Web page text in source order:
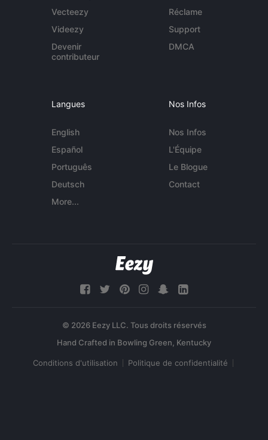
Vecteezy
Videezy
Devenir
contributeur
Réclame
Support
DMCA
Langues
English
Español
Português
Deutsch
More...
Nos Infos
Nos Infos
L'Équipe
Le Blogue
Contact
© 2026 Eezy LLC. Tous droits réservés
Conditions d'utilisation Politique de confidentialité